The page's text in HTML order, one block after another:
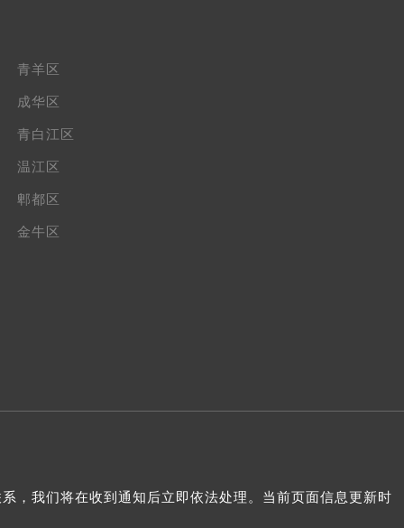
青羊区
成华区
青白江区
温江区
郫都区
金牛区
，我们将在收到通知后立即依法处理。当前页面信息更新时